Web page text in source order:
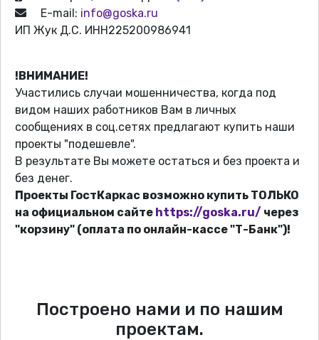
E-mail: info@goska.ru
ИП Жук Д.С. ИНН225200986941
!ВНИМАНИЕ!
Участились случаи мошенничества, когда под
видом наших работников Вам в личных
сообщениях в соц.сетях предлагают купить наши
проекты "подешевле".
В результате Вы можете остаться и без проекта и
без денег.
Проекты ГостКаркас возможно купить ТОЛЬКО
на официальном сайте https://goska.ru/ через
"корзину" (оплата по онлайн-кассе "Т-Банк")!
Построено нами и по нашим
проектам.